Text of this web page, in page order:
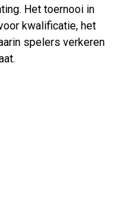
Het toernooi in
kwalificatie, het
spelers verkeren